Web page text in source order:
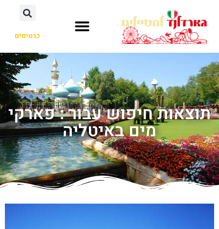
כרטיסים
תוצאות חיפוש עבור : פארקי
מים באיטליה